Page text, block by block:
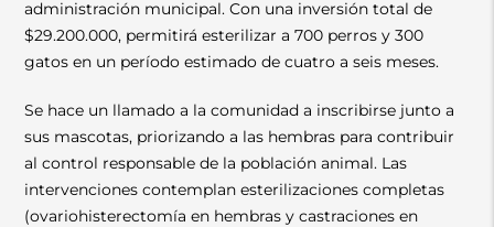
administración municipal. Con una inversión total de
$29.200.000, permitirá esterilizar a 700 perros y 300
gatos en un período estimado de cuatro a seis meses.
Se hace un llamado a la comunidad a inscribirse junto a
sus mascotas, priorizando a las hembras para contribuir
al control responsable de la población animal. Las
intervenciones contemplan esterilizaciones completas
(ovariohisterectomía en hembras y castraciones en